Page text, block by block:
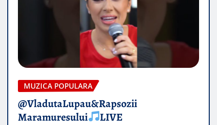
MUZICA POPULARA
@VladutaLupau&Rapsozii
Maramuresului
LIVE